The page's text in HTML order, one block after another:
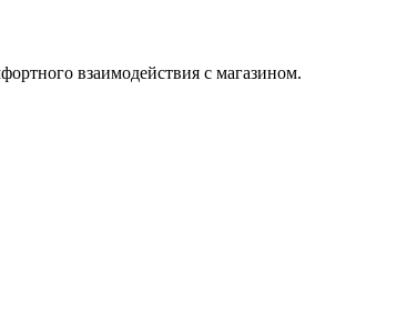
взаимодействия с магазином.